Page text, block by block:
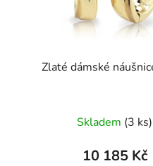
Zlaté dámské
produktu
Skladem (3 ks)
10 185 Kč